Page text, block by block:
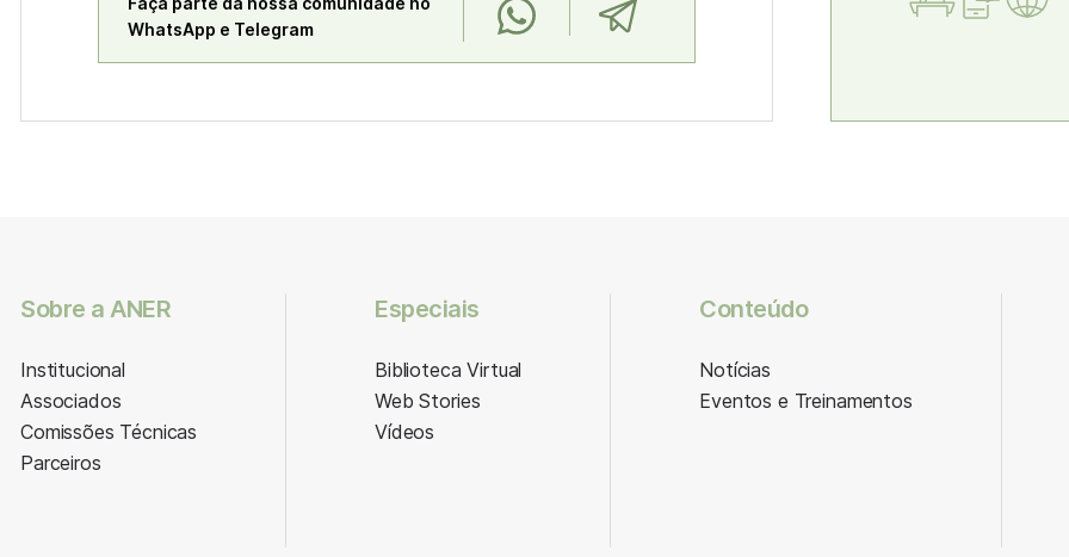
WhatsApp e Telegram
Sobre a ANER
Institucional
Associados
Comissões Técnicas
Parceiros
Especiais
Biblioteca Virtual
Web Stories
Vídeos
Conteúdo
Notícias
Eventos e Treinamentos